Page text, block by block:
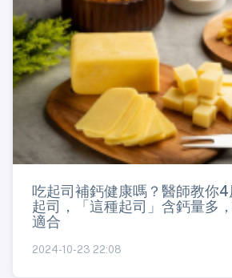
吃起司補鈣健康嗎？醫師教你
起司，「這種起司」含鈣量多
適合
2024-10-23 22:08